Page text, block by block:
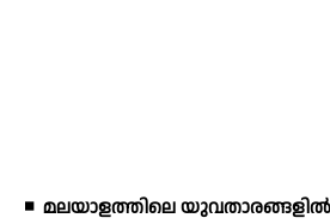
◾ മലയാളത്തിലെ